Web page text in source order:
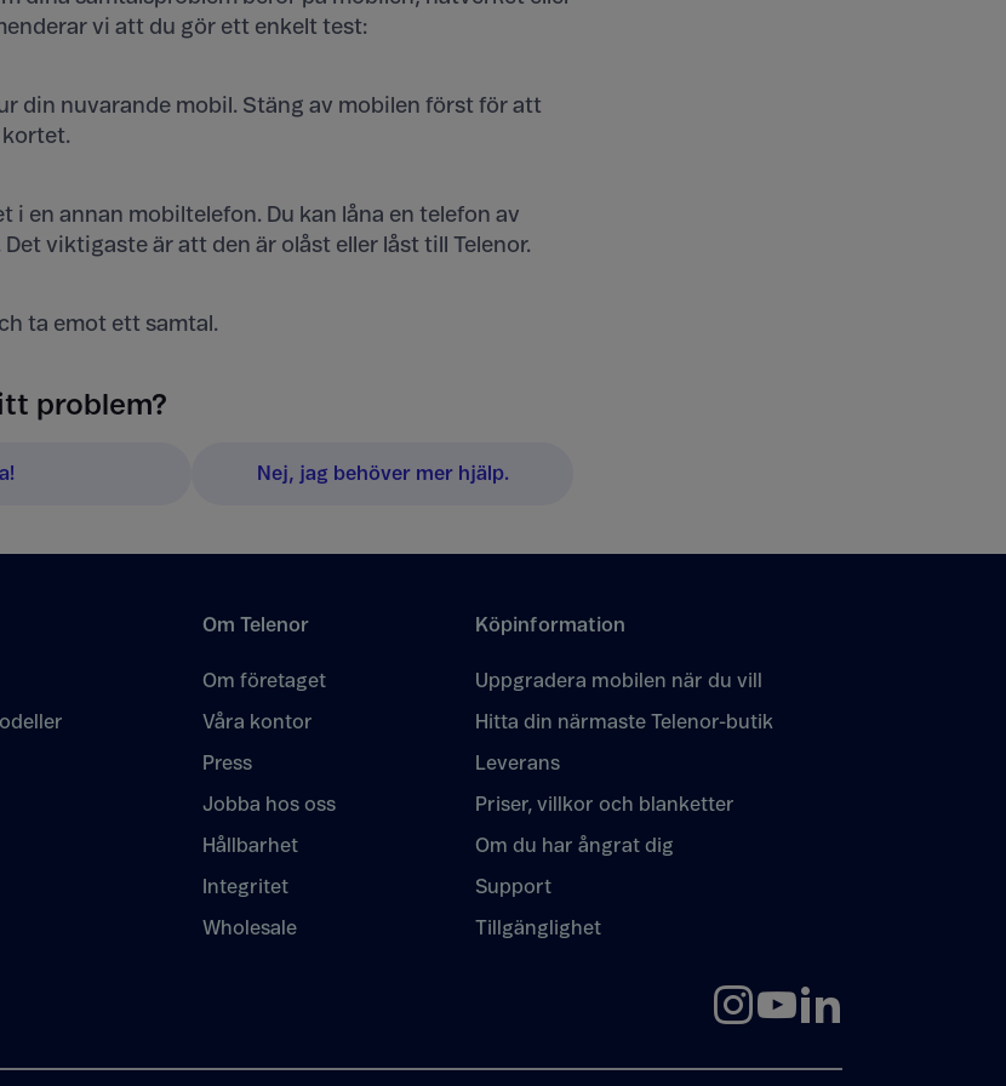
vi att du gör ett enkelt test:
ur din nuvarande mobil. Stäng av mobilen först för att
kortet.
i en annan mobiltelefon. Du kan låna en telefon av
viktigaste är att den är olåst eller låst till Telenor.
ta emot ett samtal.
problem?
Nej, jag behöver mer hjälp.
Om Telenor
Om företaget
Våra kontor
Press
Jobba hos oss
Hållbarhet
Integritet
Wholesale
Köpinformation
Uppgradera mobilen när du vill
Hitta din närmaste Telenor-butik
Leverans
Priser, villkor och blanketter
Om du har ångrat dig
Support
Tillgänglighet